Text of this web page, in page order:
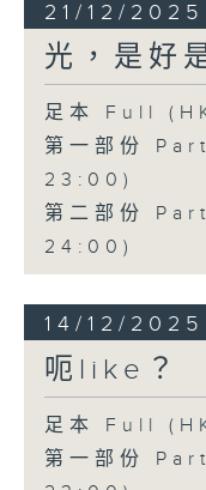
21/12/2025
光，是好
足本 Full
第一部份
23:00)
第二部份
24:00)
14/12/2025
呃like？
足本 Full
第一部份